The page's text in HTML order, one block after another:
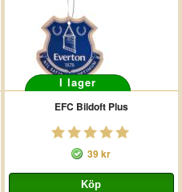
I lager
EFC Bildoft Plus
39 kr